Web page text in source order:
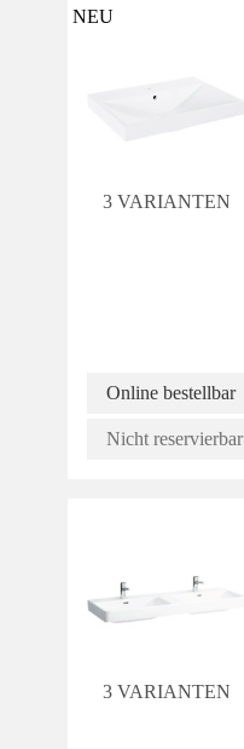
NEU
3 VARIANTEN
Online bestellbar
Nicht reservierbar
3 VARIANTEN